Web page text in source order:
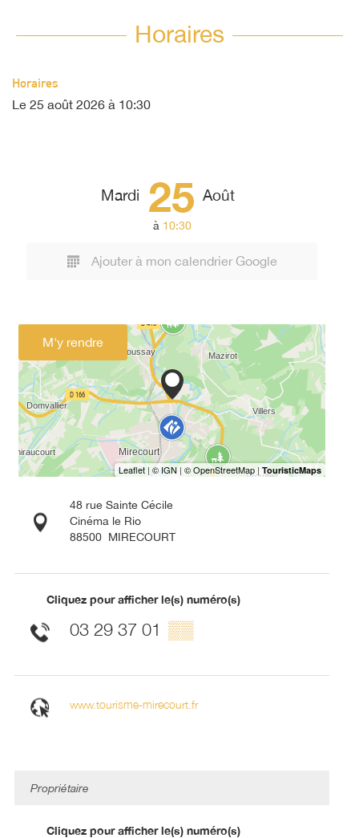
Horaires
Horaires
Le 25 août 2026 à 10:30
Mardi 25 Août
à 10:30
Ajouter à mon calendrier Google
M'y rendre
48 rue Sainte Cécile
Cinéma le Rio
88500 MIRECOURT
Cliquez pour afficher le(s) numéro(s)
03 29 37 01 ▒▒
www.tourisme-mirecourt.fr
Propriétaire
Cliquez pour afficher le(s) numéro(s)